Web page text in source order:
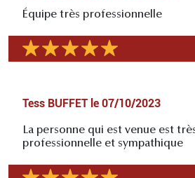
Équipe très professionnelle
Tess BUFFET le 07/10/2023
La personne qui est venue est
professionnelle et sympathique